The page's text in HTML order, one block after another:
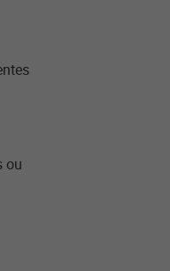
ou